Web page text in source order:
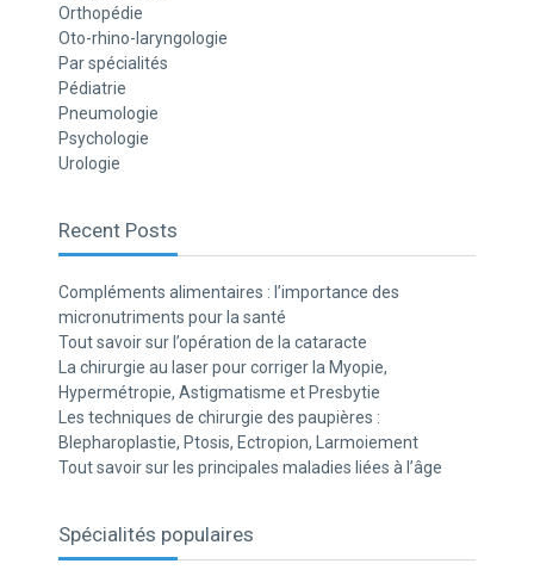
Orthopédie
Oto-rhino-laryngologie
Par spécialités
Pédiatrie
Pneumologie
Psychologie
Urologie
Recent Posts
Compléments alimentaires : l’importance des
micronutriments pour la santé
Tout savoir sur l’opération de la cataracte
La chirurgie au laser pour corriger la Myopie,
Hypermétropie, Astigmatisme et Presbytie
Les techniques de chirurgie des paupières :
Blepharoplastie, Ptosis, Ectropion, Larmoiement
Tout savoir sur les principales maladies liées à l’âge
Spécialités populaires